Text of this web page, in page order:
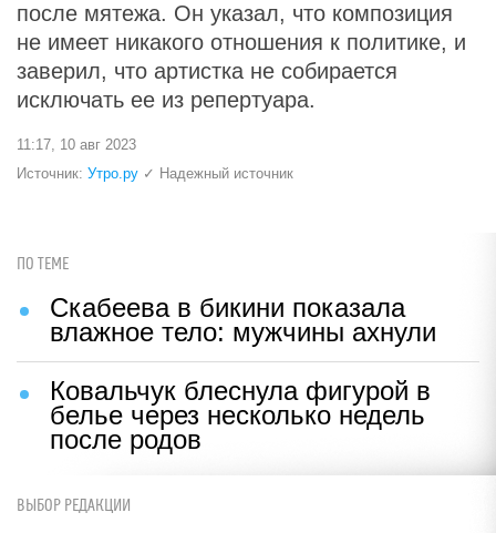
после мятежа. Он указал, что композиция
не имеет никакого отношения к политике, и
заверил, что артистка не собирается
исключать ее из репертуара.
11:17, 10 авг 2023
Источник: Утро.ру ✓ Надежный источник
ПО ТЕМЕ
Скабеева в бикини показала
влажное тело: мужчины ахнули
Ковальчук блеснула фигурой в
белье через несколько недель
после родов
ВЫБОР РЕДАКЦИИ